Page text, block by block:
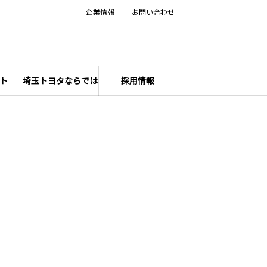
埼玉トヨタならでは 採用情報
企業情報 お問い合わせ